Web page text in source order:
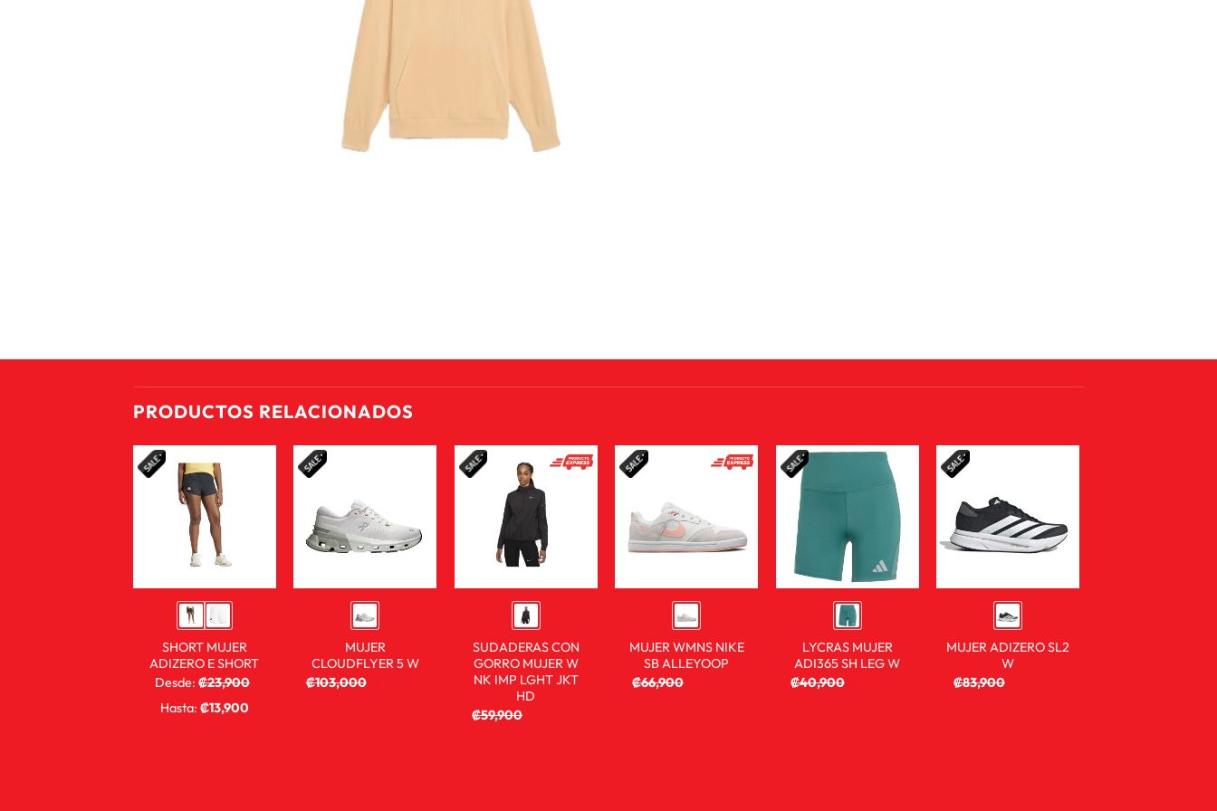
PRODUCTOS RELACIONADOS
SHORT MUJER
ADIZERO E SHORT
Desde:₡23,900
7,900
Hasta: ₡13,900
MUJER
CLOUDFLYER 5 W
₡103,000
SUDADERAS CON
GORRO MUJER W
NK IMP LGHT JKT
HD
₡59,900
MUJER WMNS NIKE
SB ALLEYOOP
₡66,900
LYCRAS MUJER
ADI365 SH LEG W
₡40,900
MUJER ADIZERO SL2
W
₡83,900